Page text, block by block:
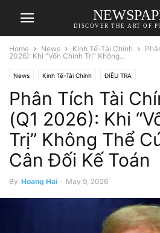
DISCOVER THE ART OF
Home News Kinh Tế-Tài Chính
2026): Khi “Vốn Chính Trị” Không...
News Kinh Tế-Tài Chính ĐIỀU TRA
Phân Tích Tài
(Q1 2026): Khi
Trị” Không Thể
Cân Đối Kế Toán
By Hoang Hai - May 9, 2026